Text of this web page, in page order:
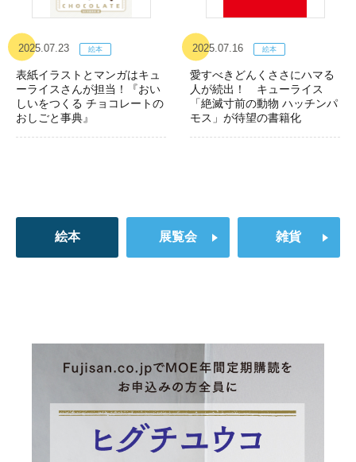
2025.07.23
表紙イラストとマンガはキュ
ーライスさんが担当！『おい
しいをつくる チョコレートの
おしごと事典』
2025.07.16
愛すべきどんくささにハマる
人が続出！ キューライス
「絶滅寸前の動物 ハッチンパ
モス」が待望の書籍化
絵本 展覧会 雑貨